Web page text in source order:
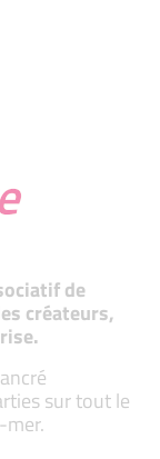
de
créateurs,
sur tout le